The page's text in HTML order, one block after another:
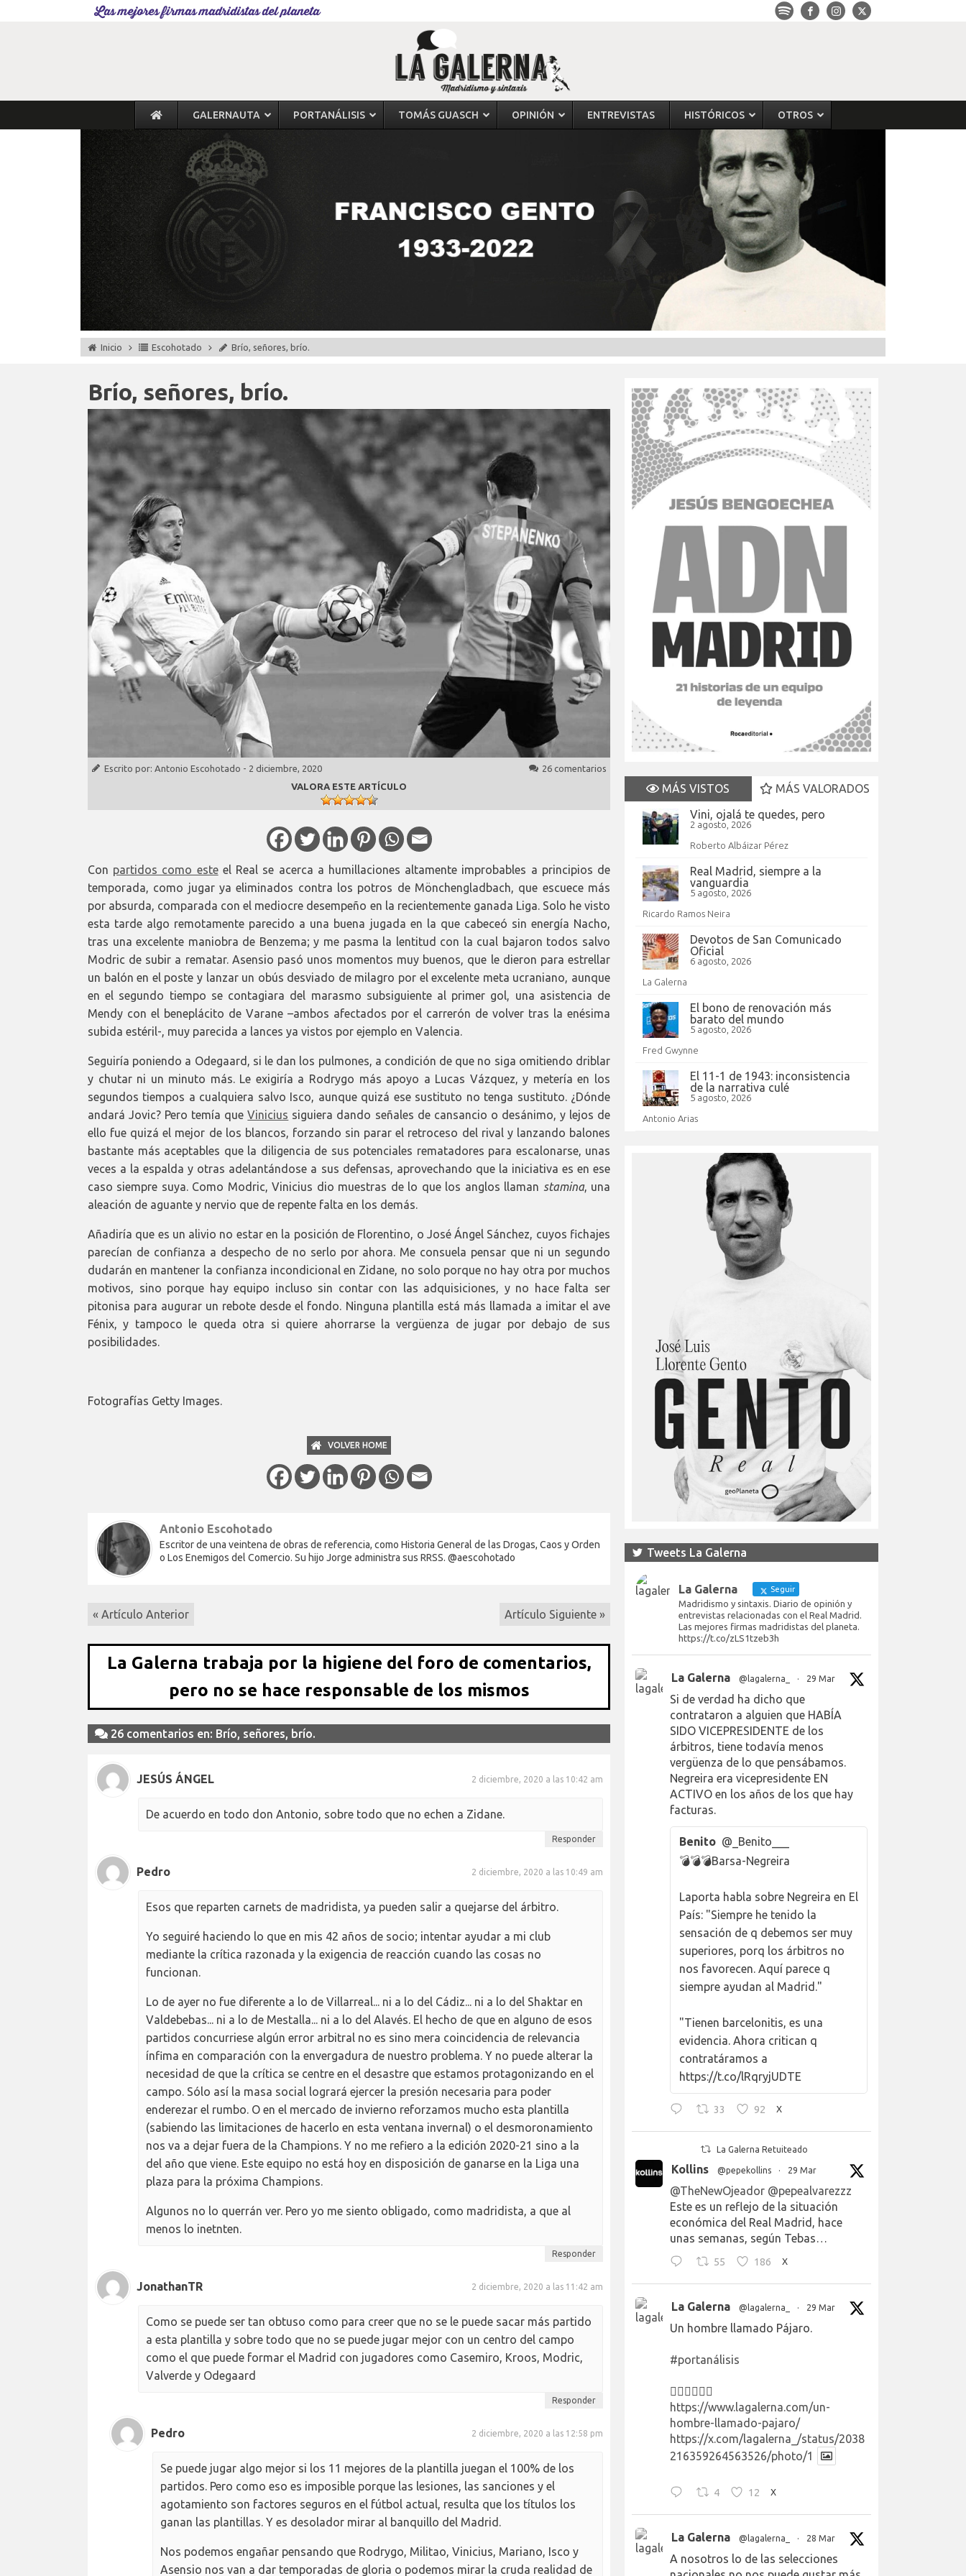
Las mejores firmas madridistas del planeta
GALERNAUTA PORTANÁLISIS TOMÁS GUASCH OPINIÓN ENTREVISTAS HISTÓRICOS OTROS
Inicio Escohotado Brío, señores, brío.
Brío, señores, brío.
Escrito por: Antonio Escohotado - 2 diciembre, 2020
26 comentarios
VALORA ESTE ARTÍCULO
Con partidos como esteel Real se acerca a humillaciones altamente improbables a principios de
temporada, como jugar ya eliminados contra los potros de Mönchengladbach, que escuece más
por absurda, comparada con el mediocre desempeño en la recientemente ganada Liga. Solo he visto
esta tarde algo remotamente parecido a una buena jugada en la que cabeceó sin energía Nacho,
tras una excelente maniobra de Benzema; y me pasma la lentitud con la cual bajaron todos salvo
Modric de subir a rematar. Asensio pasó unos momentos muy buenos, que le dieron para estrellar
un balón en el poste y lanzar un obús desviado de milagro por el excelente meta ucraniano, aunque
en el segundo tiempo se contagiara del marasmo subsiguiente al primer gol, una asistencia de
Mendy con el beneplácito de Varane –ambos afectados por el carrerón de volver tras la enésima
subida estéril-, muy parecida a lances ya vistos por ejemplo en Valencia.
Seguiría poniendo a Odegaard, si le dan los pulmones, a condición de que no siga omitiendo driblar
y chutar ni un minuto más. Le exigiría a Rodrygo más apoyo a Lucas Vázquez, y metería en los
segundos tiempos a cualquiera salvo Isco, aunque quizá ese sustituto no tenga sustituto. ¿Dónde
andará Jovic? Pero temía queVinicius siguiera dando señales de cansancio o desánimo, y lejos de
ello fue quizá el mejor de los blancos, forzando sin parar el retroceso del rival y lanzando balones
bastante más aceptables que la diligencia de sus potenciales rematadores para escalonarse, unas
veces a la espalda y otras adelantándose a sus defensas, aprovechando que la iniciativa es en ese
caso siempre suya. Como Modric, Vinicius dio muestras de lo que los anglos llaman stamina, una
aleación de aguante y nervio que de repente falta en los demás.
Añadiría que es un alivio no estar en la posición de Florentino, o José Ángel Sánchez, cuyos fichajes
parecían de confianza a despecho de no serlo por ahora. Me consuela pensar que ni un segundo
dudarán en mantener la confianza incondicional en Zidane, no solo porque no hay otra por muchos
motivos, sino porque hay equipo incluso sin contar con las adquisiciones, y no hace falta ser
pitonisa para augurar un rebote desde el fondo. Ninguna plantilla está más llamada a imitar el ave
Fénix, y tampoco le queda otra si quiere ahorrarse la vergüenza de jugar por debajo de sus
posibilidades.
Fotografías Getty Images.
VOLVER HOME
Antonio Escohotado
Escritor de una veintena de obras de referencia, como Historia General de las Drogas, Caos y Orden
o Los Enemigos del Comercio. Su hijo Jorge administra sus RRSS. @aescohotado
« Artículo Anterior Artículo Siguiente »
La Galerna trabaja por la higiene del foro de comentarios,
pero no se hace responsable de los mismos
26 comentarios en: Brío, señores, brío.
JESÚS ÁNGEL 2 diciembre, 2020 a las 10:42 am
De acuerdo en todo don Antonio, sobre todo que no echen a Zidane.
Responder
Pedro 2 diciembre, 2020 a las 10:49 am
Esos que reparten carnets de madridista, ya pueden salir a quejarse del árbitro.
Yo seguiré haciendo lo que en mis 42 años de socio; intentar ayudar a mi club
mediante la crítica razonada y la exigencia de reacción cuando las cosas no
funcionan.
Lo de ayer no fue diferente a lo de Villarreal... ni a lo del Cádiz... ni a lo del Shaktar en
Valdebebas... ni a lo de Mestalla... ni a lo del Alavés. El hecho de que en alguno de esos
partidos concurriese algún error arbitral no es sino mera coincidencia de relevancia
ínfima en comparación con la envergadura de nuestro problema. Y no puede alterar la
necesidad de que la crítica se centre en el desastre que estamos protagonizando en el
campo. Sólo así la masa social logrará ejercer la presión necesaria para poder
enderezar el rumbo. O en el mercado de invierno reforzamos mucho esta plantilla
(sabiendo las limitaciones de hacerlo en esta ventana invernal) o el desmoronamiento
nos va a dejar fuera de la Champions. Y no me refiero a la edición 2020-21 sino a la
del año que viene. Este equipo no está hoy en disposición de ganarse en la Liga una
plaza para la próxima Champions.
Algunos no lo querrán ver. Pero yo me siento obligado, como madridista, a que al
menos lo inetnten.
Responder
JonathanTR 2 diciembre, 2020 a las 11:42 am
Como se puede ser tan obtuso como para creer que no se le puede sacar más partido
a esta plantilla y sobre todo que no se puede jugar mejor con un centro del campo
como el que puede formar el Madrid con jugadores como Casemiro, Kroos, Modric,
Valverde y Odegaard
Responder
Pedro 2 diciembre, 2020 a las 12:58 pm
Se puede jugar algo mejor si los 11 mejores de la plantilla juegan el 100% de los
partidos. Pero como eso es imposible porque las lesiones, las sanciones y el
agotamiento son factores seguros en el fútbol actual, resulta que los títulos los
ganan las plantillas. Y es desolador mirar al banquillo del Madrid.
Nos podemos engañar pensando que Rodrygo, Militao, Vinicius, Mariano, Isco y
Asensio nos van a dar temporadas de gloria o podemos mirar la cruda realidad de
MÁS VISTOS
MÁS VALORADOS
Vini, ojalá te quedes, pero
2 agosto, 2026
Roberto Albáizar Pérez
Real Madrid, siempre a la
vanguardia
5 agosto, 2026
Ricardo Ramos Neira
Devotos de San Comunicado
Oficial
6 agosto, 2026
La Galerna
El bono de renovación más
barato del mundo
5 agosto, 2026
Fred Gwynne
El 11-1 de 1943: inconsistencia
de la narrativa culé
5 agosto, 2026
Antonio Arias
Tweets La Galerna
La Galerna Seguir
Madridismo y sintaxis. Diario de opinión y
entrevistas relacionadas con el Real Madrid.
Las mejores firmas madridistas del planeta.
https://t.co/zLS1tzeb3h
La Galerna @lagalerna_ · 29 Mar
Si de verdad ha dicho que
contrataron a alguien que HABÍA
SIDO VICEPRESIDENTE de los
árbitros, tiene todavía menos
vergüenza de lo que pensábamos.
Negreira era vicepresidente EN
ACTIVO en los años de los que hay
facturas.
Benito @_Benito___
💣💣💣Barsa-Negreira
Laporta habla sobre Negreira en El
País: "Siempre he tenido la
sensación de q debemos ser muy
superiores, porq los árbitros no
nos favorecen. Aquí parece q
siempre ayudan al Madrid."
"Tienen barcelonitis, es una
evidencia. Ahora critican q
contratáramos a
https://t.co/lRqryjUDTE
33 92 X
La Galerna Retuiteado
Kollins @pepekollins · 29 Mar
@TheNewOjeador @pepealvarezzz
Este es un reflejo de la situación
económica del Real Madrid, hace
unas semanas, según Tebas…
55 186 X
La Galerna @lagalerna_ · 29 Mar
Un hombre llamado Pájaro.
#portanálisis
👉🏻👉🏻👉🏻
https://www.lagalerna.com/un-
hombre-llamado-pajaro/
https://x.com/lagalerna_/status/2038
216359264563526/photo/1
4 12 X
La Galerna @lagalerna_ · 28 Mar
A nosotros lo de las selecciones